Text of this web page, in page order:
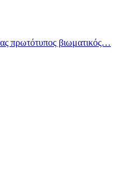
πρωτότυπος βιωματικός…